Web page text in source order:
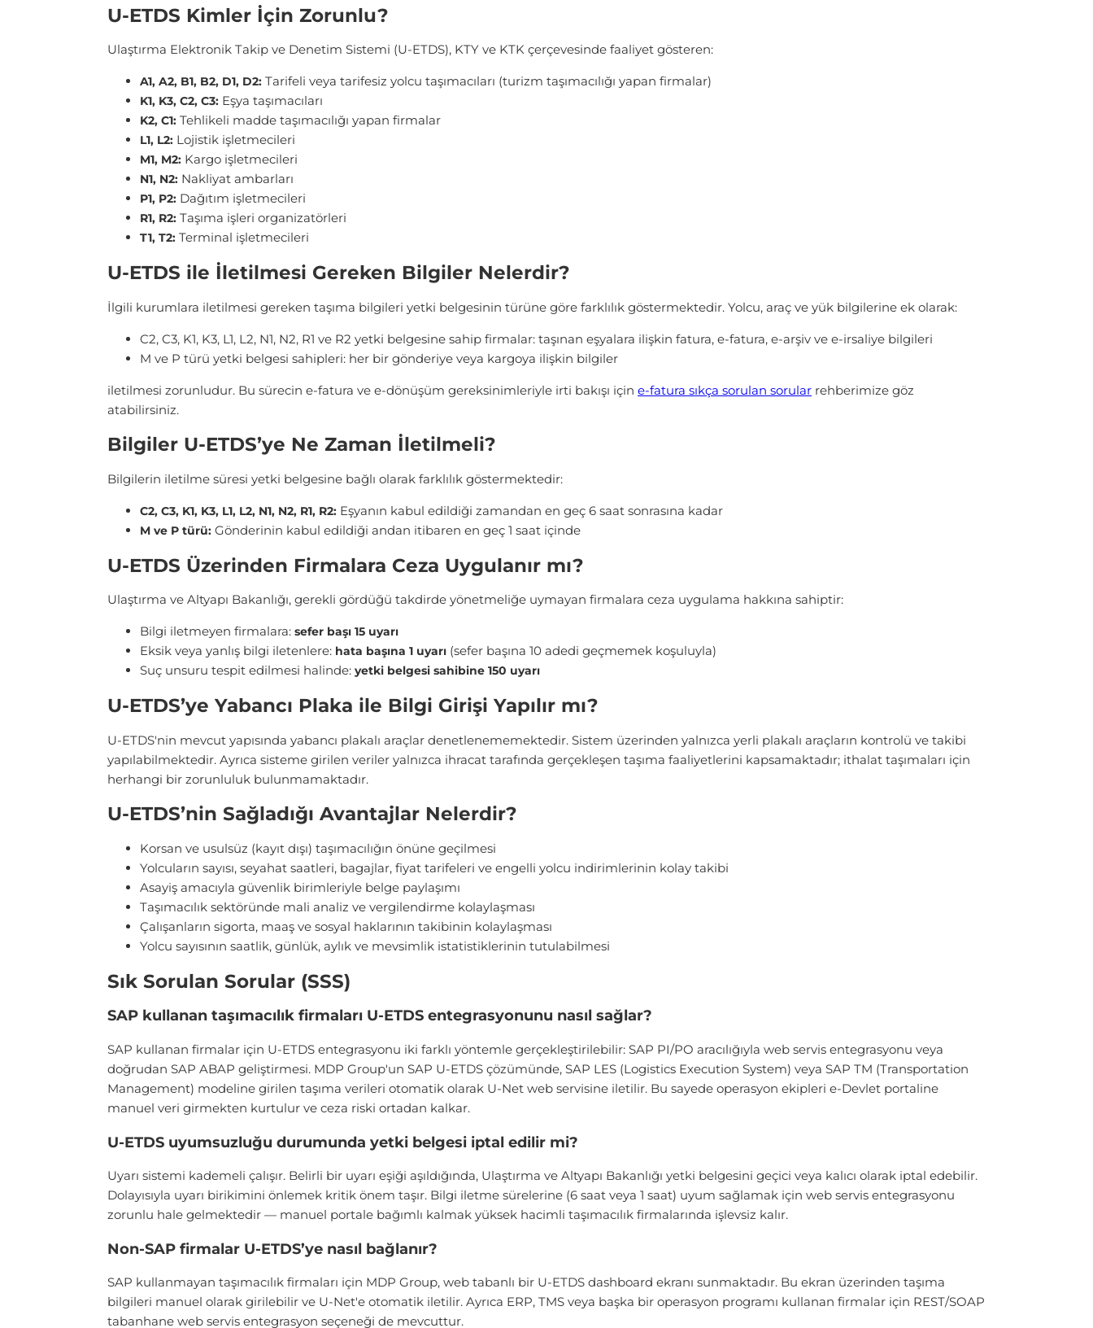
U-ETDS Kimler İçin Zorunlu?
Ulaştırma Elektronik Takip ve Denetim Sistemi (U-ETDS), KTY ve KTK çerçevesinde faaliyet gösteren:
A1, A2, B1, B2, D1, D2: Tarifeli veya tarifesiz yolcu taşımacıları (turizm taşımacılığı yapan firmalar)
K1, K3, C2, C3: Eşya taşımacıları
K2, C1: Tehlikeli madde taşımacılığı yapan firmalar
L1, L2: Lojistik işletmecileri
M1, M2: Kargo işletmecileri
N1, N2: Nakliyat ambarları
P1, P2: Dağıtım işletmecileri
R1, R2: Taşıma işleri organizatörleri
T1, T2: Terminal işletmecileri
U-ETDS ile İletilmesi Gereken Bilgiler Nelerdir?
İlgili kurumlara iletilmesi gereken taşıma bilgileri yetki belgesinin türüne göre farklılık göstermektedir. Yolcu, araç ve yük bilgilerine ek olarak:
C2, C3, K1, K3, L1, L2, N1, N2, R1 ve R2 yetki belgesine sahip firmalar: taşınan eşyalara ilişkin fatura, e-fatura, e-arşiv ve e-irsaliye bilgileri
M ve P türü yetki belgesi sahipleri: her bir gönderiye veya kargoya ilişkin bilgiler
iletilmesi zorunludur. Bu sürecin e-fatura ve e-dönüşüm gereksinimleriyle irti bakışı için e-fatura sıkça sorulan sorular rehberimize göz
atabilirsiniz.
Bilgiler U-ETDS’ye Ne Zaman İletilmeli?
Bilgilerin iletilme süresi yetki belgesine bağlı olarak farklılık göstermektedir:
C2, C3, K1, K3, L1, L2, N1, N2, R1, R2: Eşyanın kabul edildiği zamandan en geç 6 saat sonrasına kadar
M ve P türü: Gönderinin kabul edildiği andan itibaren en geç 1 saat içinde
U-ETDS Üzerinden Firmalara Ceza Uygulanır mı?
Ulaştırma ve Altyapı Bakanlığı, gerekli gördüğü takdirde yönetmeliğe uymayan firmalara ceza uygulama hakkına sahiptir:
Bilgi iletmeyen firmalara: sefer başı 15 uyarı
Eksik veya yanlış bilgi iletenlere: hata başına 1 uyarı (sefer başına 10 adedi geçmemek koşuluyla)
Suç unsuru tespit edilmesi halinde: yetki belgesi sahibine 150 uyarı
U-ETDS’ye Yabancı Plaka ile Bilgi Girişi Yapılır mı?
U-ETDS'nin mevcut yapısında yabancı plakalı araçlar denetlenememektedir. Sistem üzerinden yalnızca yerli plakalı araçların kontrolü ve takibi
yapılabilmektedir. Ayrıca sisteme girilen veriler yalnızca ihracat tarafında gerçekleşen taşıma faaliyetlerini kapsamaktadır; ithalat taşımaları için
herhangi bir zorunluluk bulunmamaktadır.
U-ETDS’nin Sağladığı Avantajlar Nelerdir?
Korsan ve usulsüz (kayıt dışı) taşımacılığın önüne geçilmesi
Yolcuların sayısı, seyahat saatleri, bagajlar, fiyat tarifeleri ve engelli yolcu indirimlerinin kolay takibi
Asayiş amacıyla güvenlik birimleriyle belge paylaşımı
Taşımacılık sektöründe mali analiz ve vergilendirme kolaylaşması
Çalışanların sigorta, maaş ve sosyal haklarının takibinin kolaylaşması
Yolcu sayısının saatlik, günlük, aylık ve mevsimlik istatistiklerinin tutulabilmesi
Sık Sorulan Sorular (SSS)
SAP kullanan taşımacılık firmaları U-ETDS entegrasyonunu nasıl sağlar?
SAP kullanan firmalar için U-ETDS entegrasyonu iki farklı yöntemle gerçekleştirilebilir: SAP PI/PO aracılığıyla web servis entegrasyonu veya
doğrudan SAP ABAP geliştirmesi. MDP Group'un SAP U-ETDS çözümünde, SAP LES (Logistics Execution System) veya SAP TM (Transportation
Management) modeline girilen taşıma verileri otomatik olarak U-Net web servisine iletilir. Bu sayede operasyon ekipleri e-Devlet portaline
manuel veri girmekten kurtulur ve ceza riski ortadan kalkar.
U-ETDS uyumsuzluğu durumunda yetki belgesi iptal edilir mi?
Uyarı sistemi kademeli çalışır. Belirli bir uyarı eşiği aşıldığında, Ulaştırma ve Altyapı Bakanlığı yetki belgesini geçici veya kalıcı olarak iptal edebilir.
Dolayısıyla uyarı birikimini önlemek kritik önem taşır. Bilgi iletme sürelerine (6 saat veya 1 saat) uyum sağlamak için web servis entegrasyonu
zorunlu hale gelmektedir — manuel portale bağımlı kalmak yüksek hacimli taşımacılık firmalarında işlevsiz kalır.
Non-SAP firmalar U-ETDS’ye nasıl bağlanır?
SAP kullanmayan taşımacılık firmaları için MDP Group, web tabanlı bir U-ETDS dashboard ekranı sunmaktadır. Bu ekran üzerinden taşıma
bilgileri manuel olarak girilebilir ve U-Net'e otomatik iletilir. Ayrıca ERP, TMS veya başka bir operasyon programı kullanan firmalar için REST/SOAP
tabanhane web servis entegrasyon seçeneği de mevcuttur.